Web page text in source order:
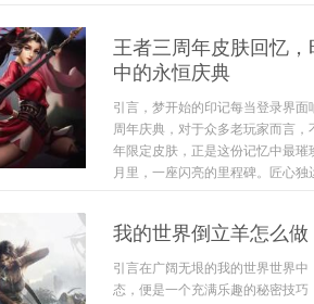
王者三周年皮肤回忆
中的永恒庆典
引言，梦开始的印记每当登录界
周年庆典，对于众多老玩家而言
年限定皮肤，正是这份记忆中最
月里，一座闪亮的里程碑。匠心
我的世界倒立羊怎么
引言在广阔无垠的我的世界世界
态，便是一个充满乐趣的秘密技